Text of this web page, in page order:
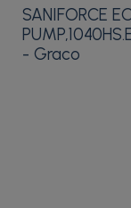
SANIFORCE
- Graco